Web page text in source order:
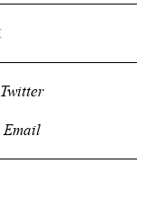
Twitter
Email